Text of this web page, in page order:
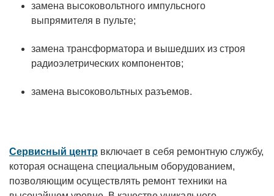
замена высоковольтного импульсного
выпрямителя в пульте;
замена трансформатора и вышедших из строя
радиоэлетрических компонентов;
замена высоковольтных разъемов.
Сервисный центр включает в себя ремонтную службу,
которая оснащена специальным оборудованием,
позволяющим осуществлять ремонт техники на